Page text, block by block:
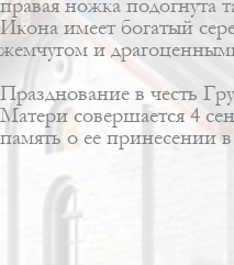
правая ножка подогнута
Икона имеет богатый
жемчугом и
Празднование в честь
Матери совершается 4
память о ее принесении